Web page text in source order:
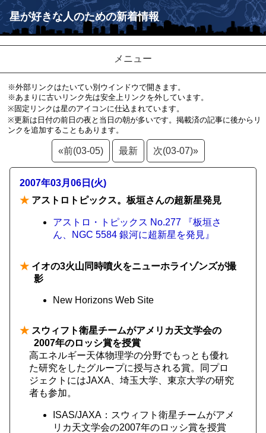
星が好きな人のための新着情報
メニュー
※外部リンクはたいてい別ウインドウで開きます。
※あまりに古いリンク先は安全上リンクを外しています。
※固定リンクは星のアイコンに仕込まれています。
※更新は日付の前日の夜と当日の朝が多いです。掲載済の記事に後からリ
ンクを追加することもあります。
«前(03-05) 最新 次(03-07)»
2007年03月06日(火)
★ アストロトピックス。板垣さんの超新星発見
アストロ・トピックス No.277 『板垣さ
ん、NGC 5584 銀河に超新星を発見』
★ イオの3火山同時噴火をニューホライゾンズが撮
影
New Horizons Web Site
★ スウィフト衛星チームがアメリカ天文学会の
2007年のロッシ賞を授賞
高エネルギー天体物理学の分野でもっとも優れ
た研究をしたグループに授与される賞。同プロ
ジェクトにはJAXA、埼玉大学、東京大学の研究
者も参加。
ISAS/JAXA：スウィフト衛星チームがアメ
リカ天文学会の2007年のロッシ賞を授賞